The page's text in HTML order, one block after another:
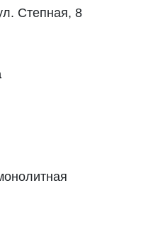
Степная, 8